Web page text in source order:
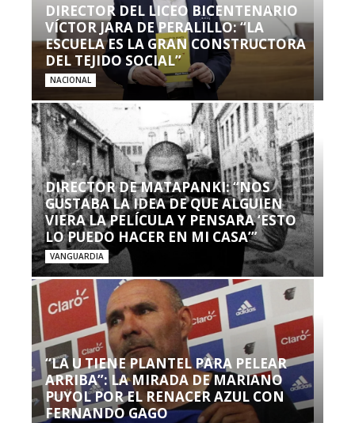
DIRECTOR DEL LICEO BICENTENARIO
VÍCTOR JARA DE PERALILLO: “LA
ESCUELA ES LA GRAN CONSTRUCTORA
DEL TEJIDO SOCIAL”
NACIONAL
DIRECTOR DE MATAPANKI: “NOS
GUSTABA LA IDEA DE QUE ALGUIEN
VIERA LA PELÍCULA Y PENSARA ‘ESTO
LO PUEDO HACER EN MI CASA’”
VANGUARDIA
“LA U TIENE PLANTEL PARA PELEAR
ARRIBA”: LA MIRADA DE MARIANO
PUYOL POR EL RENACER AZUL CON
FERNANDO GAGO